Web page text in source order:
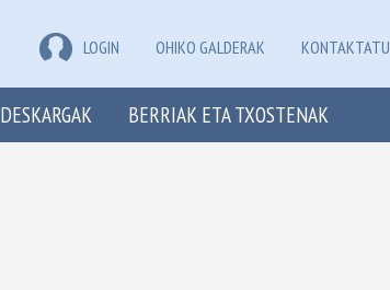
LOGIN OHIKO GALDERAK KONTAKTATU
DESKARGAK BERRIAK ETA TXOSTENAK